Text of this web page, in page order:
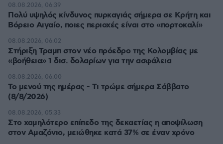
Πολύ υψηλός κίνδυνος πυρκαγιάς σήμερα σε Κρήτη και
Βόρειο Αιγαίο, ποιες περιοχές είναι στο «πορτοκαλί»
08.08.2026, 06:39
Στήριξη Τραμπ στον νέο πρόεδρο της Κολομβίας με
«βοήθεια» 1 δισ. δολαρίων για την ασφάλεια
08.08.2026, 06:02
Το μενού της ημέρας - Τι τρώμε σήμερα Σάββατο
(8/8/2026)
08.08.2026, 06:00
Στο χαμηλότερο επίπεδο της δεκαετίας η αποψίλωση
στον Αμαζόνιο, μειώθηκε κατά 37% σε έναν χρόνο
08.08.2026, 05:33